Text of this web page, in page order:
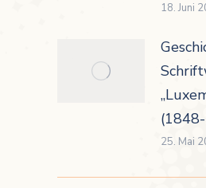
18. Juni
25. Mai